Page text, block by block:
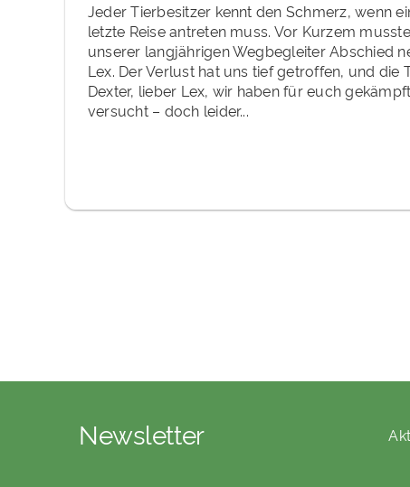
Jeder Tierbesitzer kennt den Schmerz, wenn
letzte Reise antreten muss. Vor Kurzem
unserer langjährigen Wegbegleiter Abschied
Lex. Der Verlust hat uns tief getroffen, und die
Dexter, lieber Lex, wir haben für euch
versucht – doch leider...
Newsletter